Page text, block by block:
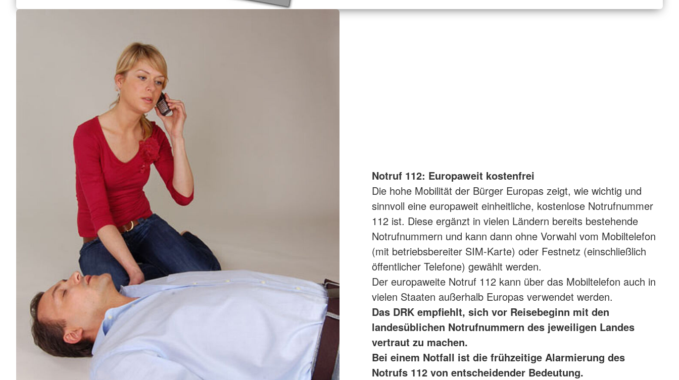
Notruf 112: Europaweit kostenfrei
Die hohe Mobilität der Bürger Europas zeigt, wie wichtig und
sinnvoll eine europaweit einheitliche, kostenlose Notrufnummer
112 ist. Diese ergänzt in vielen Ländern bereits bestehende
Notrufnummern und kann dann ohne Vorwahl vom Mobiltelefon
(mit betriebsbereiter SIM-Karte) oder Festnetz (einschließlich
öffentlicher Telefone) gewählt werden.
Der europaweite Notruf 112 kann über das Mobiltelefon auch in
vielen Staaten außerhalb Europas verwendet werden.
Das DRK empfiehlt, sich vor Reisebeginn mit den
landesüblichen Notrufnummern des jeweiligen Landes
vertraut zu machen.
Bei einem Notfall ist die frühzeitige Alarmierung des
Notrufs 112 von entscheidender Bedeutung.